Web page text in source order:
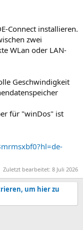
Connect installieren.
zwei
WLan oder LAN-
Geschwindigkeit
für "winDos" ist
Zuletzt bearbeitet: 8 Juli 2026
um hier zu